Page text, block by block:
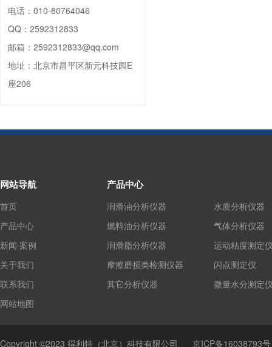
电话： 010-80764046
QQ： 2592312833
邮箱： 2592312833@qq.com
地址： 北京市昌平区新元科技园E
座206
网站导航
首页
产品中心
新闻·案例
关于我们
联系我们
网站地图
产品中心
润滑油分析仪器
燃料油分析仪器
润滑脂分析仪器
摩擦磨损类检测仪器
其它分析仪器
水质分析仪器
气体分析仪器
运动粘度测定
闪点测定仪
微量水分测定
Copyright ©2023 得利特（北京）科技有限公司 京ICP备16038793号